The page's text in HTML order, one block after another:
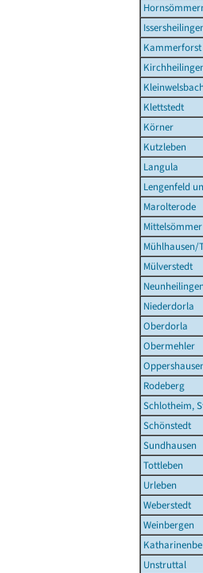
Kammerforst
Klettstedt
Körner
Kutzleben
Langula
Lengenfeld
Marolterode
Mühlhausen/
Mülverstedt
Niederdorla
Oberdorla
Obermehler
Rodeberg
Schlotheim,
Schönstedt
Sundhausen
Tottleben
Urleben
Weberstedt
Weinbergen
Unstruttal